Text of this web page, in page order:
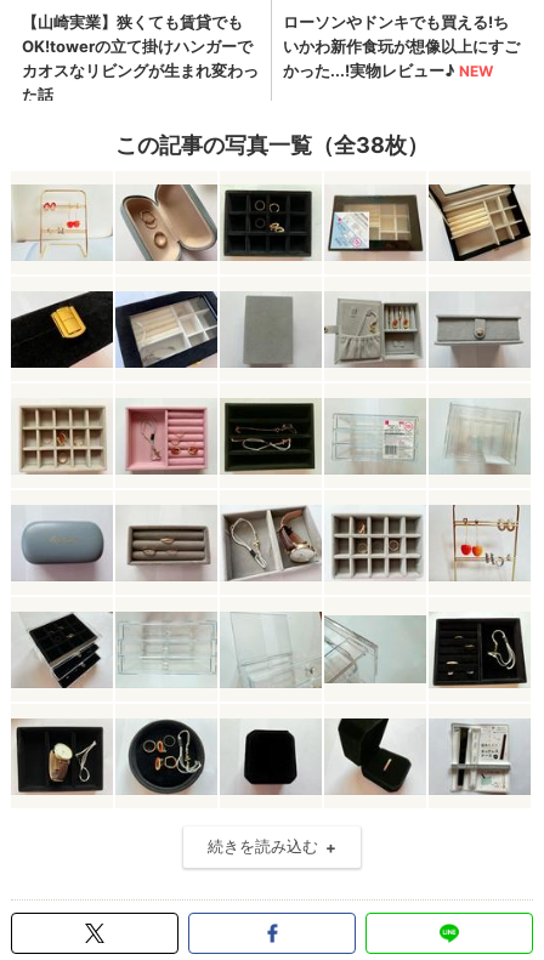
この記事の写真一覧（全38枚）
続きを読み込む